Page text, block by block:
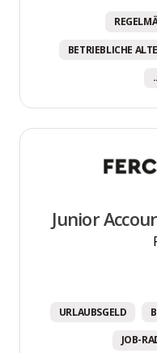
BETRIEBLICHE
Junior
URLAUBSGELD
JOB-